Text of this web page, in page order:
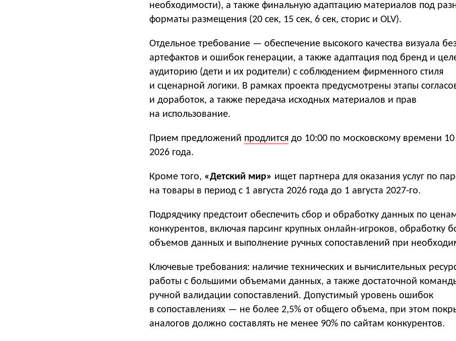
необходимости), а также финальную адаптацию материалов под
форматы размещения (20 сек, 15 сек, 6 сек, сторис и OLV).
Отдельное требование — обеспечение высокого качества визуала
артефактов и ошибок генерации, а также адаптация под бренд и
аудиторию (дети и их родители) с соблюдением фирменного стиля
и сценарной логики. В рамках проекта предусмотрены этапы
и доработок, а также передача исходных материалов и прав
на использование.
Прием предложений продлится до 10:00 по московскому времени
2026 года.
Кроме того, «Детский мир» ищет партнера для оказания услуг по
на товары в период с 1 августа 2026 года до 1 августа 2027-го.
Подрядчику предстоит обеспечить сбор и обработку данных по
конкурентов, включая парсинг крупных онлайн-игроков, обработку
объемов данных и выполнение ручных сопоставлений при
Ключевые требования: наличие технических и вычислительных
работы с большими объемами данных, а также достаточной
ручной валидации сопоставлений. Допустимый уровень ошибок
в сопоставлениях — не более 2,5% от общего объема, при этом
аналогов должно составлять не менее 90% по сайтам конкурентов.